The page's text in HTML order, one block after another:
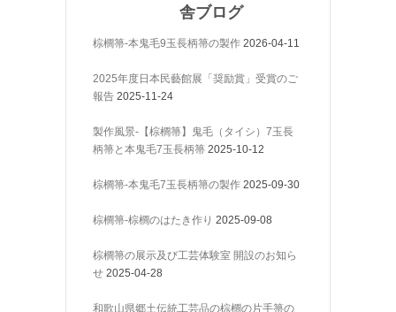
舎ブログ
棕櫚箒-本鬼毛9玉長柄箒の製作 2026-04-11
2025年度日本民藝館展「奨励賞」受賞のご
報告 2025-11-24
製作風景-【棕櫚箒】鬼毛（タイシ）7玉長
柄箒と本鬼毛7玉長柄箒 2025-10-12
棕櫚箒-本鬼毛7玉長柄箒の製作 2025-09-30
棕櫚箒-棕櫚のはたき作り 2025-09-08
棕櫚箒の展示及び工芸体験室 開設のお知ら
せ 2025-04-28
和歌山県郷土伝統工芸品の棕櫚の片手箒の